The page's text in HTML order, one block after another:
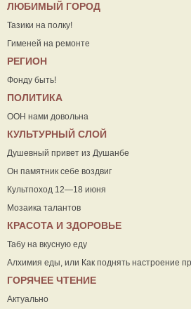
ЛЮБИМЫЙ ГОРОД
Тазики на полку!
Гименей на ремонте
РЕГИОН
Фонду быть!
ПОЛИТИКА
ООН нами довольна
КУЛЬТУРНЫЙ СЛОЙ
Душевный привет из Душанбе
Он памятник себе воздвиг
Культпоход 12—18 июня
Мозаика талантов
КРАСОТА И ЗДОРОВЬЕ
Табу на вкусную еду
Алхимия еды, или Как поднять настроение
ГОРЯЧЕЕ ЧТЕНИЕ
Актуально